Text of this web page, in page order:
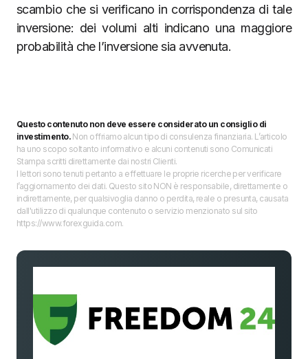
scambio che si verificano in corrispondenza di tale
inversione: dei volumi alti indicano una maggiore
probabilità che l’inversione sia avvenuta.
Questo contenuto non deve essere considerato un consiglio di
investimento.Non offriamo alcun tipo di consulenza finanziaria. L’articolo
ha uno scopo soltanto informativo e alcuni contenuti sono Comunicati
Stampa scritti direttamente dai nostri Clienti.
I lettori sono tenuti pertanto a effettuare le proprie ricerche per verificare
l’aggiornamento dei dati. Questo sito NON è responsabile, direttamente o
indirettamente, per qualsivoglia danno o perdita, reale o presunta, causata
dall'utilizzo di qualunque contenuto o servizio menzionato sul sito
https://www.forexguida.com.